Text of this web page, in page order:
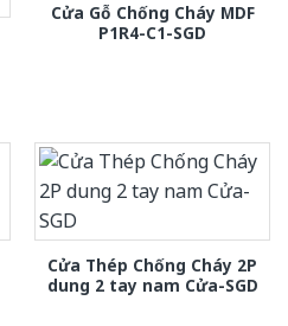
Cửa Gỗ Chống Cháy MDF
P1R4-C1-SGD
Cửa Thép Chống Cháy 2P
dung 2 tay nam Cửa-SGD